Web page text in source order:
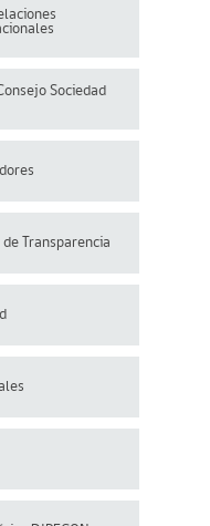
Sociedad
Transparencia